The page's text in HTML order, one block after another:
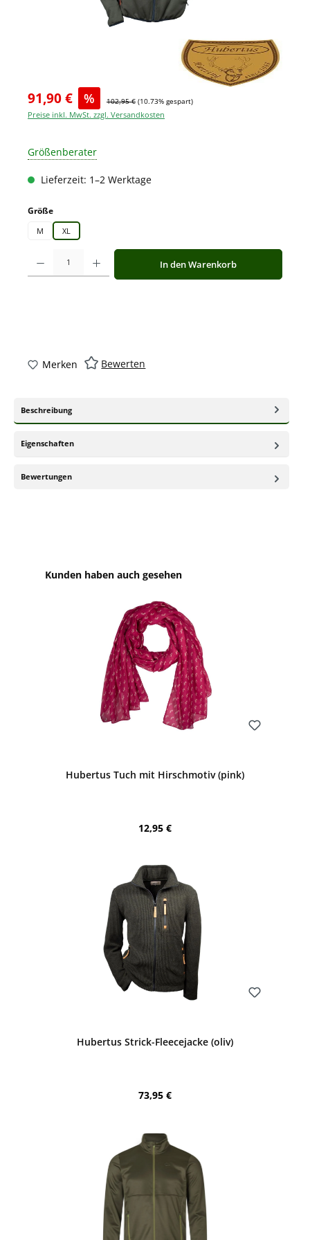
91,90 € % 102,95 € (10.73% gespart)
Preise inkl. MwSt. zzgl. Versandkosten
Größenberater
Lieferzeit: 1–2 Werktage
Größeauswählen
M XL
Produkt Anzahl: Gib den gewünschten Wert ein oder benutze die
In den Warenkorb
Merken Bewerten
Beschreibung
Eigenschaften
Bewertungen
Produktgalerie überspringen
Kunden haben auch gesehen
Hubertus Tuch mit Hirschmotiv (pink)
Regulärer Preis:
12,95 €
Hubertus Strick-Fleecejacke (oliv)
Regulärer Preis:
73,95 €